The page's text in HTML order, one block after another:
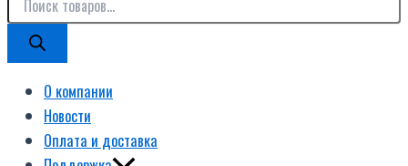
О компании
Новости
Оплата и доставка